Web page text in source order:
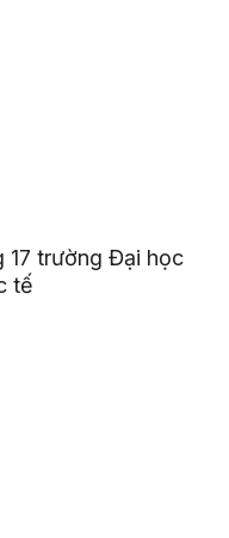
17 trường Đại học
tế